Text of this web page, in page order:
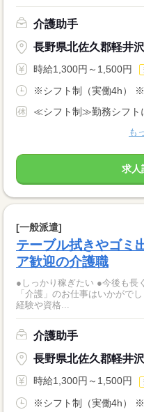
介護助手
長野県北佐久郡軽井
時給1,300円～1,500円
※シフト制（実働4h）
≪シフト制≫勤務シフト
も
求人
[一般派遣]
テーブル拭きやゴミ
ア歓迎の介護職
●しっかり稼ぎたい ●今後も長く続け
「介護」のお仕事はいかがでしょうか？ 介護といっ
経験や資格...
介護助手
長野県北佐久郡軽井
時給1,300円～1,500円
※シフト制（実働4h）